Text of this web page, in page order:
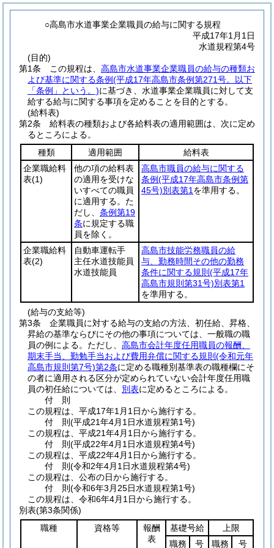
○高島市水道事業企業職員の給与に関する規程
平成17年1月1日
水道規程第4号
(目的)
第1条
この規程は、 高島市水道事業企業職員の給与の種類お
よび基準に関する条例(平成17年高島市条例第271号。以下
「条例」という。)に基づき、水道事業企業職員に対して支
給する給与に関する事項を定めることを目的とする。
(給料表)
第2条
給料表の種類および各給料表の適用範囲は、次に定め
るところによる。
種類
適用範囲
給料表
企業職給料
表(1)
他の項の給料表
の適用を受けな
いすべての職員
に適用する。た
だし、 条例第19
条に規定する職
員を除く。
高島市職員の給与に関する
条例(平成17年高島市条例第
45号)別表第1 を準用する。
企業職給料
表(2)
自動車運転手
主任水道技能員
水道技能員
高島市技能労務職員の給
与、勤務時間その他の勤務
条件に関する規則 (平成17年
高島市規則第31号)別表第1
を準用する。
(給与の支給等)
第3条
企業職員に対する給与の支給の方法、初任給、昇格、
昇給の基準ならびにその他の事項については、一般職の職
員の例による。 ただし、 高島市会計年度任用職員の報酬、
期末手当、勤勉手当および費用弁償に関する規則 (令和元年
高島市規則第7号)第2条に定める職種別基準表の職種欄にそ
の者に適用される区分が定められていない会計年度任用職
員の初任給については、 別表に定めるところによる。
付 則
この規程は、平成17年1月1日から施行する。
付 則(平成21年4月1日水道規程第1号)
この規程は、平成21年4月1日から施行する。
付 則(平成22年4月1日水道規程第4号)
この規程は、平成22年4月1日から施行する。
付 則(令和2年4月1日水道規程第4号)
この規程は、公布の日から施行する。
付 則(令和6年3月25日水道規程第1号)
この規程は、令和6年4月1日から施行する。
別表(第3条関係)
職種
資格等
報酬
表
基礎号給
上限
職務
号 職務 号